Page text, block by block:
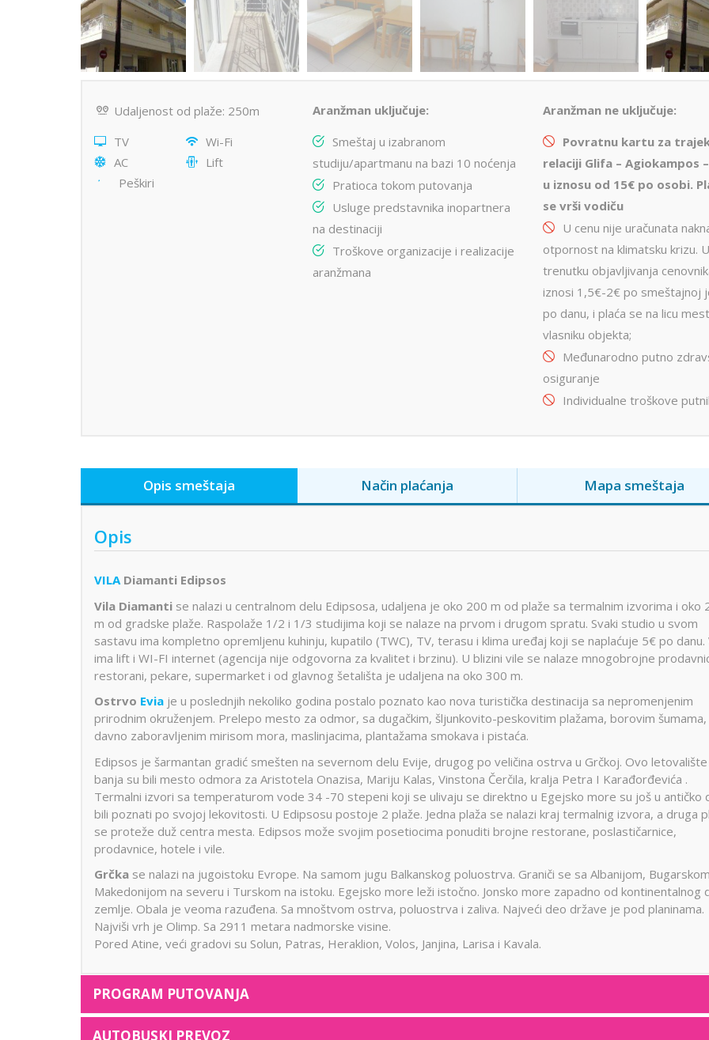
Udaljenost od plaže: 250m
TV
Wi-Fi
AC
Lift
Peškiri
Aranžman uključuje:
Smeštaj u izabranom
studiju/apartmanu na bazi 10 noćenja
Pratioca tokom putovanja
Usluge predstavnika inopartnera
na destinaciji
Troškove organizacije i realizacije
aranžmana
Aranžman ne uključuje:
Povratnu kartu za
relaciji Glifa – Agiokampos
u iznosu od 15€ po osobi.
se vrši vodiču
U cenu nije uračunata
otpornost na klimatsku krizu. U
trenutku objavljivanja
iznosi 1,5€-2€ po smeštajnoj
po danu, i plaća se na licu
vlasniku objekta;
Međunarodno putno
osiguranje
Individualne troškove
Opis smeštaja Način plaćanja Mapa smeštaja
Opis
VILADiamanti Edipsos
Vila Diamanti se nalazi u centralnom delu Edipsosa, udaljena je oko 200 m od plaže sa termalnim izvorima i oko
m od gradske plaže. Raspolaže 1/2 i 1/3 studijima koji se nalaze na prvom i drugom spratu. Svaki studio u svom
sastavu ima kompletno opremljenu kuhinju, kupatilo (TWC), TV, terasu i klima uređaj koji se naplaćuje 5€ po danu.
ima lift i WI-FI internet (agencija nije odgovorna za kvalitet i brzinu). U blizini vile se nalaze mnogobrojne
restorani, pekare, supermarket i od glavnog šetališta je udaljena na oko 300 m.
Ostrvo Evia je u poslednjih nekoliko godina postalo poznato kao nova turistička destinacija sa nepromenjenim
prirodnim okruženjem. Prelepo mesto za odmor, sa dugačkim, šljunkovito-peskovitim plažama, borovim šumama,
davno zaboravljenim mirisom mora, maslinjacima, plantažama smokava i pistaća.
Edipsos je šarmantan gradić smešten na severnom delu Evije, drugog po veličina ostrva u Grčkoj. Ovo letovalište
banja su bili mesto odmora za Aristotela Onazisa, Mariju Kalas, Vinstona Čerčila, kralja Petra I Karađorđevića .
Termalni izvori sa temperaturom vode 34 -70 stepeni koji se ulivaju se direktno u Egejsko more su još u antičko
bili poznati po svojoj lekovitosti. U Edipsosu postoje 2 plaže. Jedna plaža se nalazi kraj termalnig izvora, a druga
se proteže duž centra mesta. Edipsos može svojim posetiocima ponuditi brojne restorane, poslastičarnice,
prodavnice, hotele i vile.
Grčka se nalazi na jugoistoku Evrope. Na samom jugu Balkanskog poluostrva. Graniči se sa Albanijom,
Makedonijom na severu i Turskom na istoku. Egejsko more leži istočno. Jonsko more zapadno od kontinentalnog
zemlje. Obala je veoma razuđena. Sa mnoštvom ostrva, poluostrva i zaliva. Najveći deo države je pod planinama.
Najviši vrh je Olimp. Sa 2911 metara nadmorske visine.
Pored Atine, veći gradovi su Solun, Patras, Heraklion, Volos, Janjina, Larisa i Kavala.
PROGRAM PUTOVANJA
AUTOBUSKI PREVOZ